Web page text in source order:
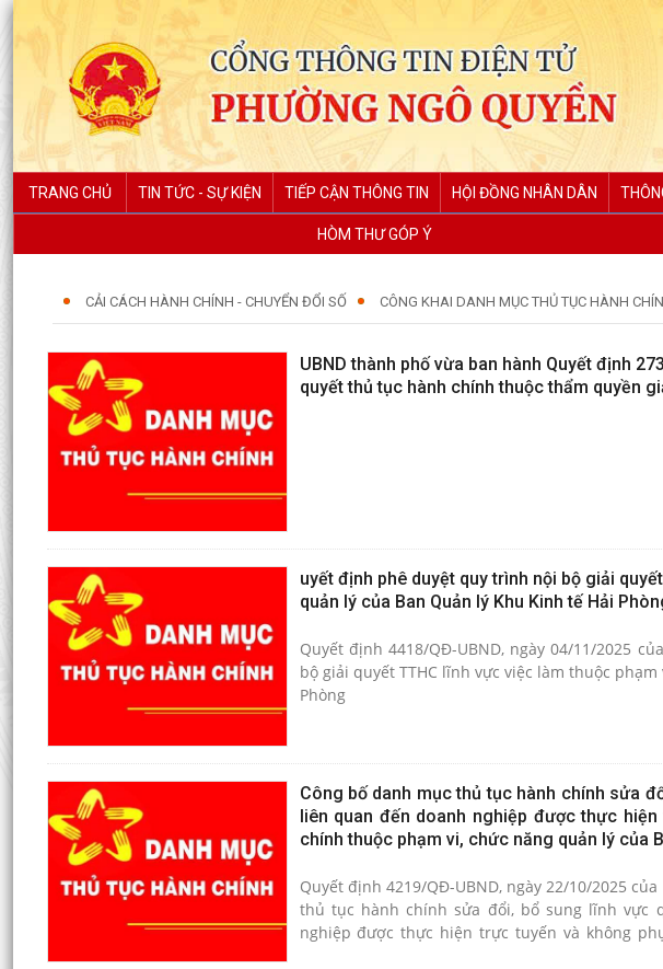
TRANG CHỦ TIN TỨC - SỰ KIỆN TIẾP CẬN THÔNG TIN HỘI ĐỒNG NHÂN DÂN
HÒM THƯ GÓP Ý
CẢI CÁCH HÀNH CHÍNH - CHUYỂN ĐỔI SỐ CÔNG KHAI DANH MỤC THỦ TỤC HÀNH
UBND thành phố vừa ban hành Quyết định
quyết thủ tục hành chính thuộc thẩm quyền
uyết định phê duyệt quy trình nội bộ giải
quản lý của Ban Quản lý Khu Kinh tế Hải
Quyết định 4418/QĐ-UBND, ngày 04/11/2025
bộ giải quyết TTHC lĩnh vực việc làm thuộc
Phòng
Công bố danh mục thủ tục hành chính sửa
liên quan đến doanh nghiệp được thực
chính thuộc phạm vi, chức năng quản lý của
Quyết định 4219/QĐ-UBND, ngày 22/10/2025
thủ tục hành chính sửa đổi, bổ sung lĩnh vực
nghiệp được thực hiện trực tuyến và không